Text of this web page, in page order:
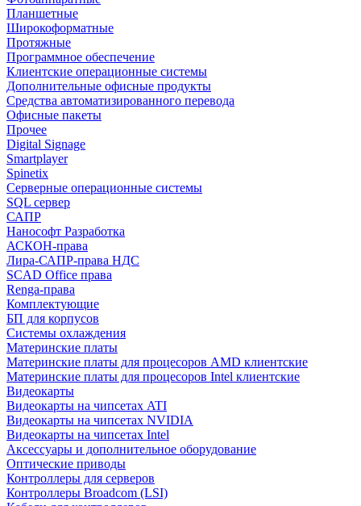
Планшетные
Широкоформатные
Протяжные
Программное обеспечение
Клиентские операционные системы
Дополнительные офисные продукты
Средства автоматизированного перевода
Офисные пакеты
Прочее
Digital Signage
Smartplayer
Spinetix
Серверные операционные системы
SQL сервер
САПР
Нанософт Разработка
АСКОН-права
Лира-САПР-права НДС
SCAD Office права
Renga-права
Комплектующие
БП для корпусов
Системы охлаждения
Материнские платы
Материнские платы для процесоров AMD клиентские
Материнские платы для процесоров Intel клиентские
Видеокарты
Видеокарты на чипсетах ATI
Видеокарты на чипсетах NVIDIA
Видеокарты на чипсетах Intel
Аксессуары и дополнительное оборудование
Оптические приводы
Контроллеры для серверов
Контроллеры Broadcom (LSI)